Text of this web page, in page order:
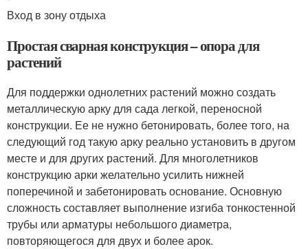
Вход в зону отдыха
Простая сварная конструкция – опора для
растений
Для поддержки однолетних растений можно создать
металлическую арку для сада легкой, переносной
конструкции. Ее не нужно бетонировать, более того, на
следующий год такую арку реально установить в другом
месте и для других растений. Для многолетников
конструкцию арки желательно усилить нижней
поперечиной и забетонировать основание. Основную
сложность составляет выполнение изгиба тонкостенной
трубы или арматуры небольшого диаметра,
повторяющегося для двух и более арок.